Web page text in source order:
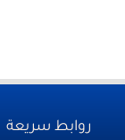
روابط سريعة